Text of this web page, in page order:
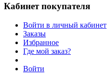
Кабинет покупателя
Войти в личный кабинет
Заказы
Избранное
Где мой заказ?
Войти